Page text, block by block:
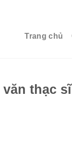
Trang chủ
thạc